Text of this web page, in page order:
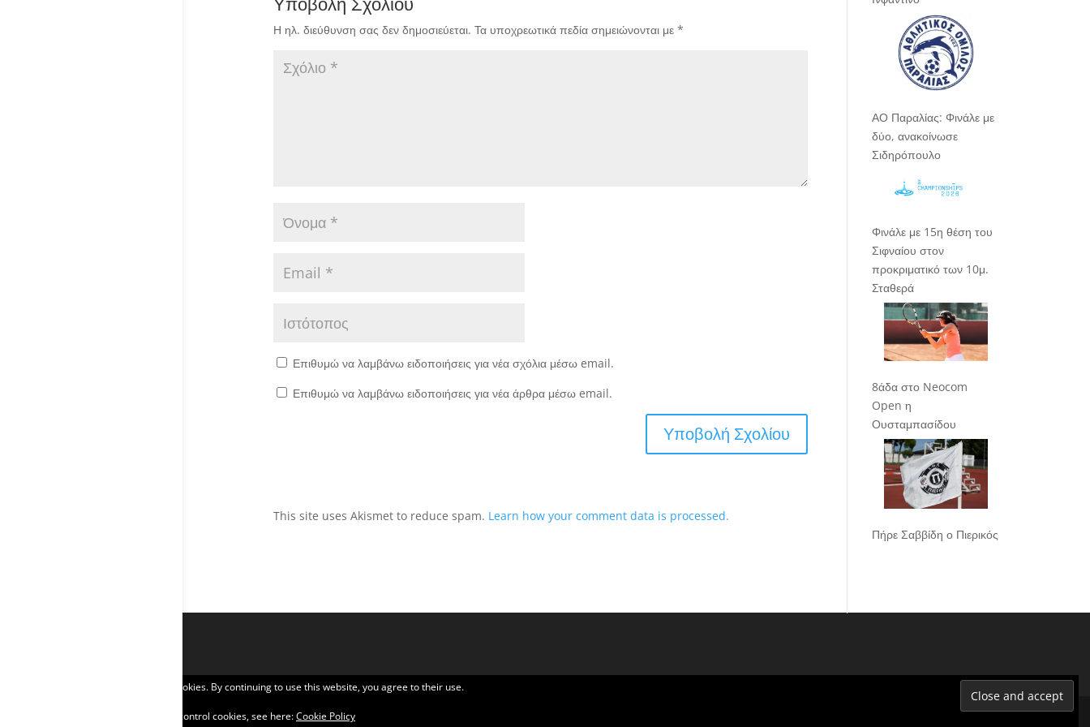
Η ηλ. διεύθυνση σας δεν δημοσιεύεται. Τα υποχρεωτικά πεδία σημειώνονται με *
Επιθυμώ να λαμβάνω ειδοποιήσεις για νέα σχόλια μέσω email.
Επιθυμώ να λαμβάνω ειδοποιήσεις για νέα άρθρα μέσω email.
This site uses Akismet to reduce spam. Learn how your comment data is processed.
ΑΟ Παραλίας: Φινάλε με
δύο, ανακοίνωσε
Σιδηρόπουλο
Φινάλε με 15η θέση του
Σιφναίου στον
προκριματικό των 10μ.
Σταθερά
8άδα στο Neocom
Open η
Ουσταμπασίδου
Πήρε Σαββίδη ο Πιερικός
Σχεδιάστηκε από
Privacy & Cookies: This site uses cookies. By continuing to use this website, you agree to their use.
To find out more, including how to control cookies, see here:Cookie Policy